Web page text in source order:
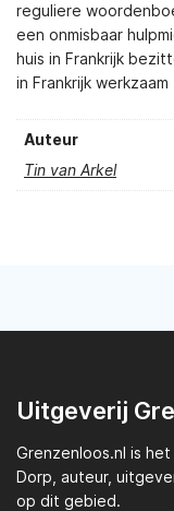
reguliere
een onmisbaar
huis in Frankrijk
in Frankrijk werkzaam
Auteur
Tin van Arkel
Uitgeverij
Grenzenloos.nl is het
Dorp, auteur,
op dit gebied.